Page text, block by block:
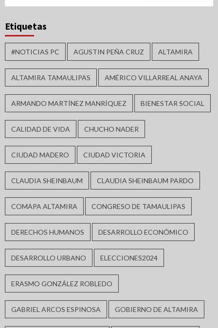
Etiquetas
#NOTICIAS PC AGUSTIN PEÑA CRUZ ALTAMIRA
ALTAMIRA TAMAULIPAS AMÉRICO VILLARREAL ANAYA
ARMANDO MARTÍNEZ MANRÍQUEZ BIENESTAR SOCIAL
CALIDAD DE VIDA CHUCHO NADER
CIUDAD MADERO CIUDAD VICTORIA
CLAUDIA SHEINBAUM CLAUDIA SHEINBAUM PARDO
COMAPA ALTAMIRA CONGRESO DE TAMAULIPAS
DERECHOS HUMANOS DESARROLLO ECONÓMICO
DESARROLLO URBANO ELECCIONES2024
ERASMO GONZÁLEZ ROBLEDO
GABRIEL ARCOS ESPINOSA GOBIERNO DE ALTAMIRA